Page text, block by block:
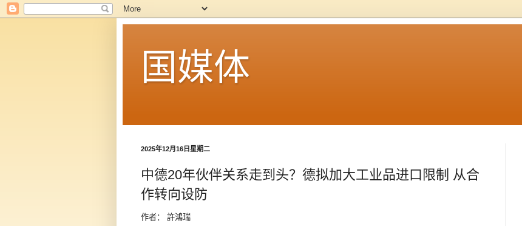
国媒体
2025年12月16日星期二
中德20年伙伴关系走到头？德拟加大工业品进口限制 从合
作转向设防
作者： 許鴻瑞